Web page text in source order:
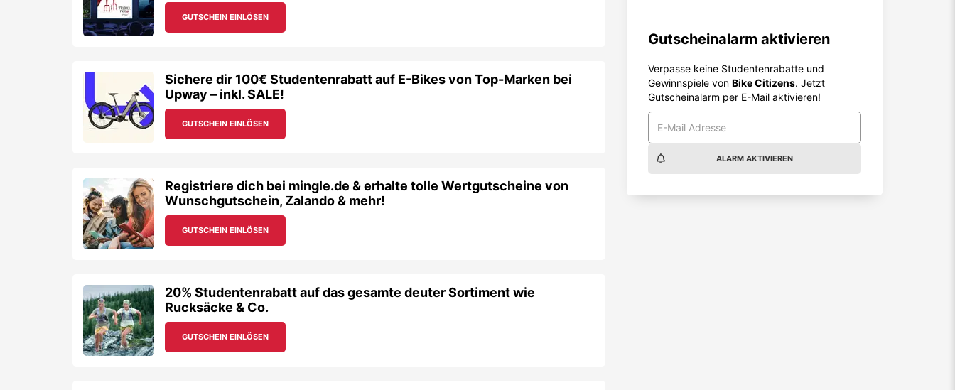
GUTSCHEIN EINLÖSEN
Sichere dir 100€ Studentenrabatt auf E-Bikes von Top-Marken bei
Upway – inkl. SALE!
GUTSCHEIN EINLÖSEN
Registriere dich bei mingle.de & erhalte tolle Wertgutscheine von
Wunschgutschein, Zalando & mehr!
GUTSCHEIN EINLÖSEN
20% Studentenrabatt auf das gesamte deuter Sortiment wie
Rucksäcke & Co.
GUTSCHEIN EINLÖSEN
Gutscheinalarm aktivieren
Verpasse keine Studentenrabatte und
Gewinnspiele von Bike Citizens. Jetzt
Gutscheinalarm per E-Mail aktivieren!
ALARM AKTIVIEREN